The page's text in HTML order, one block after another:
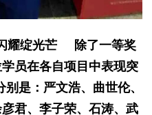
耀绽光芒 除了一等奖
员在各自项目中表现突
是：严文浩、曲世伦、
君、李子荣、石涛、武